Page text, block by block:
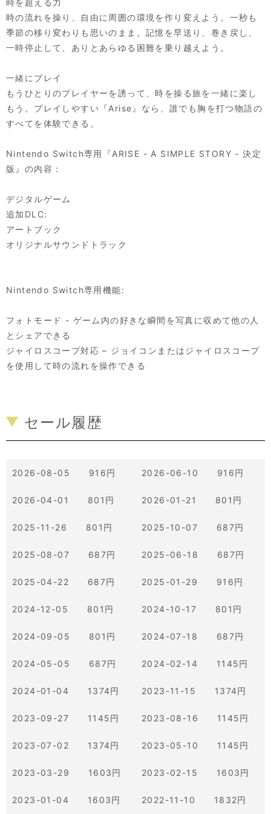
時を超える力
時の流れを操り、自由に周囲の環境を作り変えよう。一秒も
季節の移り変わりも思いのまま。記憶を早送り、巻き戻し、
一時停止して、ありとあらゆる困難を乗り越えよう。
一緒にプレイ
もうひとりのプレイヤーを誘って、時を操る旅を一緒に楽し
もう。プレイしやすい『Arise』なら、誰でも胸を打つ物語の
すべてを体験できる。
Nintendo Switch専用『ARISE - A SIMPLE STORY - 決定
版』の内容：
デジタルゲーム
追加DLC:
アートブック
オリジナルサウンドトラック
Nintendo Switch専用機能:
フォトモード - ゲーム内の好きな瞬間を写真に収めて他の人
とシェアできる
ジャイロスコープ対応 – ジョイコンまたはジャイロスコープ
を使用して時の流れを操作できる
セール履歴
2026-08-05 916円 2026-06-10 916円
2026-04-01 801円 2026-01-21 801円
2025-11-26 801円 2025-10-07 687円
2025-08-07 687円 2025-06-18 687円
2025-04-22 687円 2025-01-29 916円
2024-12-05 801円 2024-10-17 801円
2024-09-05 801円 2024-07-18 687円
2024-05-05 687円 2024-02-14 1145円
2024-01-04 1374円 2023-11-15 1374円
2023-09-27 1145円 2023-08-16 1145円
2023-07-02 1374円 2023-05-10 1145円
2023-03-29 1603円 2023-02-15 1603円
2023-01-04 1603円 2022-11-10 1832円